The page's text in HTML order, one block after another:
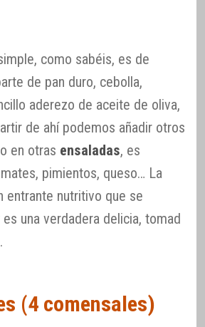
como sabéis, es de
de pan duro, cebolla,
aderezo de aceite de oliva,
de ahí podemos añadir otros
en otras ensaladas, es
pimientos, queso… La
entrante nutritivo que se
una verdadera delicia, tomad
(4 comensales)